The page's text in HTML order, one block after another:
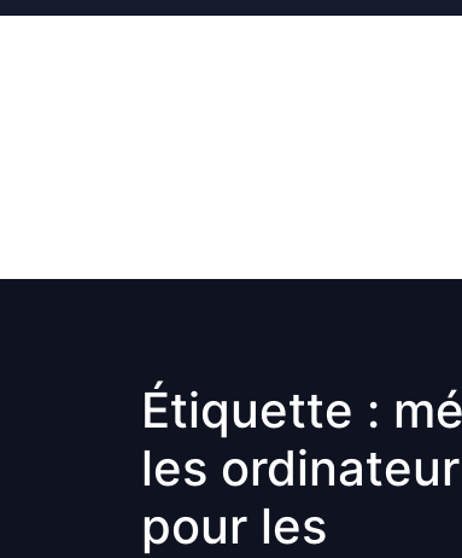
Skip
Étiquette :
les
pour les